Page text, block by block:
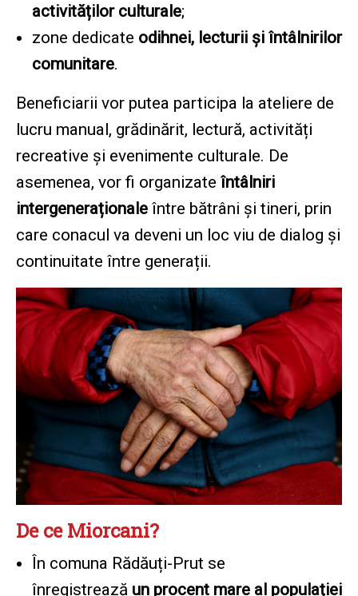
activităților culturale;
zone dedicate odihnei, lecturii și întâlnirilor
comunitare.
Beneficiarii vor putea participa la ateliere de
lucru manual, grădinărit, lectură, activități
recreative și evenimente culturale. De
asemenea, vor fi organizate întâlniri
intergeneraționale între bătrâni și tineri, prin
care conacul va deveni un loc viu de dialog și
continuitate între generații.
De ce Miorcani?
În comuna Rădăuți-Prut se
înregistrează un procent mare al populației